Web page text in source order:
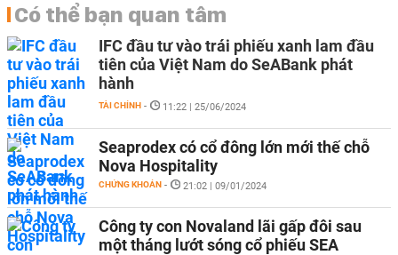
Có thể bạn quan tâm
IFC đầu tư vào trái phiếu xanh lam đầu
tiên của Việt Nam do SeABank phát
hành
TÀI CHÍNH - 11:22 | 25/06/2024
Seaprodex có cổ đông lớn mới thế chỗ
Nova Hospitality
CHỨNG KHOÁN - 21:02 | 09/01/2024
Công ty con Novaland lãi gấp đôi sau
một tháng lướt sóng cổ phiếu SEA